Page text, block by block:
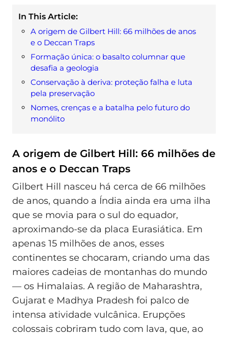
In This Article:
A origem de Gilbert Hill: 66 milhões de anos
e o Deccan Traps
Formação única: o basalto columnar que
desafia a geologia
Conservação à deriva: proteção falha e luta
pela preservação
Nomes, crenças e a batalha pelo futuro do
monólito
A origem de Gilbert Hill: 66 milhões de
anos e o Deccan Traps
Gilbert Hill nasceu há cerca de 66 milhões
de anos, quando a Índia ainda era uma ilha
que se movia para o sul do equador,
aproximando-se da placa Eurasiática. Em
apenas 15 milhões de anos, esses
continentes se chocaram, criando uma das
maiores cadeias de montanhas do mundo
— os Himalaias. A região de Maharashtra,
Gujarat e Madhya Pradesh foi palco de
intensa atividade vulcânica. Erupções
colossais cobriram tudo com lava, que, ao